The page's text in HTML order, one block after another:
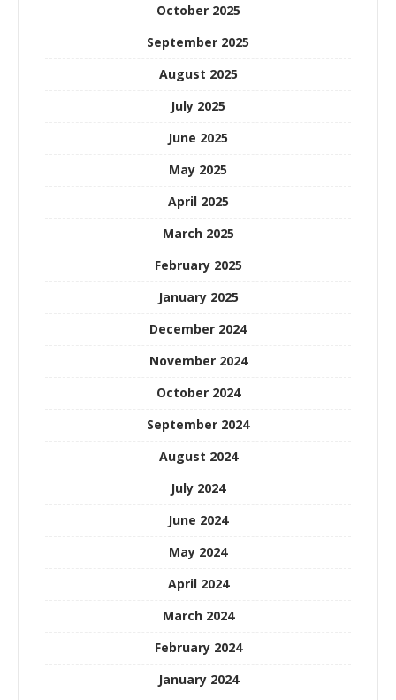
October 2025
September 2025
August 2025
July 2025
June 2025
May 2025
April 2025
March 2025
February 2025
January 2025
December 2024
November 2024
October 2024
September 2024
August 2024
July 2024
June 2024
May 2024
April 2024
March 2024
February 2024
January 2024